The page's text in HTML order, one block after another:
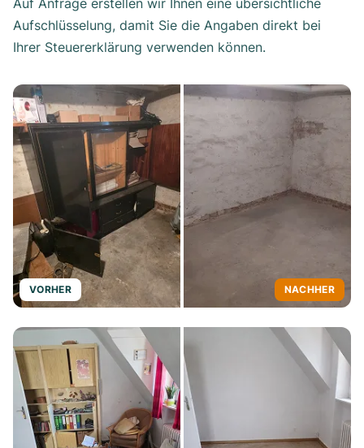
Auf Anfrage erstellen wir Ihnen eine übersichtliche
Aufschlüsselung, damit Sie die Angaben direkt bei
Ihrer Steuererklärung verwenden können.
VORHER NACHHER